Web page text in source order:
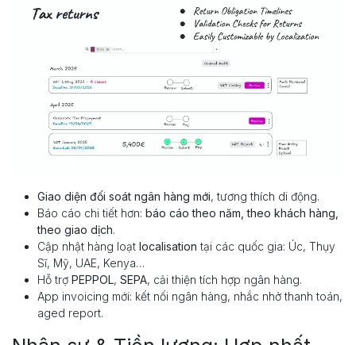
Giao diện đối soát ngân hàng mới, tương thích di động.
Báo cáo chi tiết hơn: báo cáo theo năm, theo khách hàng,
theo giao dịch.
Cập nhật hàng loạt localisation tại các quốc gia: Úc, Thụy
Sĩ, Mỹ, UAE, Kenya…
Hỗ trợ PEPPOL, SEPA, cải thiện tích hợp ngân hàng.
App invoicing mới: kết nối ngân hàng, nhắc nhở thanh toán,
aged report.